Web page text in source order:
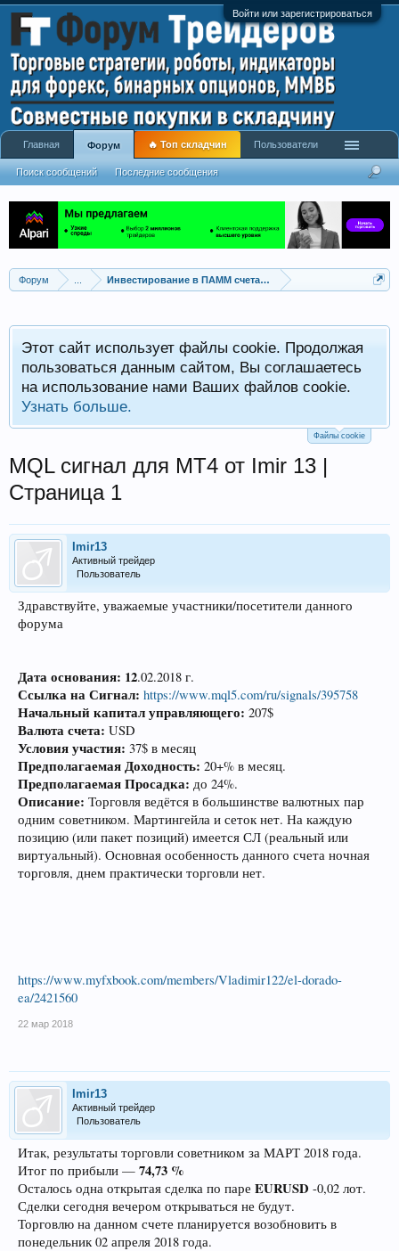
Войти или зарегистрироваться
Форум Инвестирование в ПАММ счета, сервисы сигналов
Этот сайт использует файлы cookie. Продолжая
пользоваться данным сайтом, Вы соглашаетесь
на использование нами Ваших файлов cookie.
Узнать больше.
Файлы cookie
MQL сигнал для MT4 от Imir 13 |
Страница 1
Imir13
Активный трейдер
Пользователь
Здравствуйте, уважаемые участники/посетители данного
форума
Дата основания: 12.02.2018 г.
Ссылка на Сигнал: https://www.mql5.com/ru/signals/395758
Начальный капитал управляющего: 207$
Валюта счета: USD
Условия участия: 37$ в месяц
Предполагаемая Доходность: 20+% в месяц.
Предполагаемая Просадка: до 24%.
Описание: Торговля ведётся в большинстве валютных пар
одним советником. Мартингейла и сеток нет. На каждую
позицию (или пакет позиций) имеется СЛ (реальный или
виртуальный). Основная особенность данного счета ночная
торговля, днем практически торговли нет.
https://www.myfxbook.com/members/Vladimir122/el-dorado-
ea/2421560
22 мар 2018
Imir13
Активный трейдер
Пользователь
Итак, результаты торговли советником за МАРТ 2018 года.
Итог по прибыли — 74,73 %
Осталось одна открытая сделка по паре EURUSD -0,02 лот.
Сделки сегодня вечером открываться не будут.
Торговлю на данном счете планируется возобновить в
понедельник 02 апреля 2018 года.
Главная Форум
Поиск сообщений Последние сообщения
🔥 Топ складчин Пользователи